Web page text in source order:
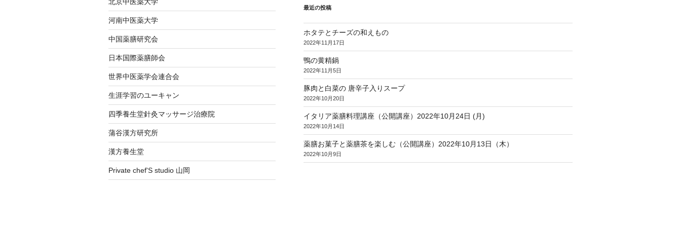
北京中医薬大学
河南中医薬大学
中国薬膳研究会
日本国際薬膳師会
世界中医薬学会連合会
生涯学習のユーキャン
四季養生堂針灸マッサージ治療院
蒲谷漢方研究所
漢方養生堂
Private chef'S studio 山岡
最近の投稿
ホタテとチーズの和えもの
2022年11月17日
鴨の黄精鍋
2022年11月5日
豚肉と白菜の 唐辛子入りスープ
2022年10月20日
イタリア薬膳料理講座（公開講座）2022年10月24日 (月)
2022年10月14日
薬膳お菓子と薬膳茶を楽しむ（公開講座）2022年10月13日（木）
2022年10月9日